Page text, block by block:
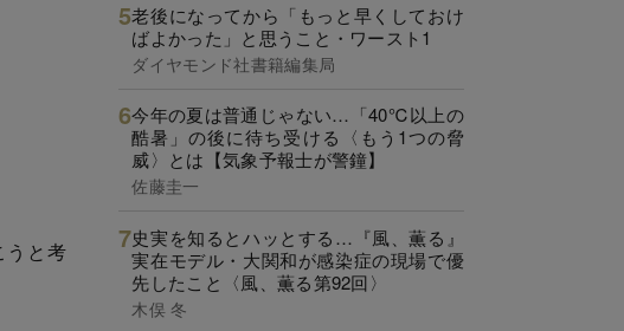
うと考
老後になってから「もっと早くしておけ
ばよかった」と思うこと・ワースト1
ダイヤモンド社書籍編集局
今年の夏は普通じゃない…「40℃以上の
酷暑」の後に待ち受ける〈もう1つの脅
威〉とは【気象予報士が警鐘】
佐藤圭一
史実を知るとハッとする…『風、薫る』
実在モデル・大関和が感染症の現場で優
先したこと〈風、薫る第92回〉
木俣 冬